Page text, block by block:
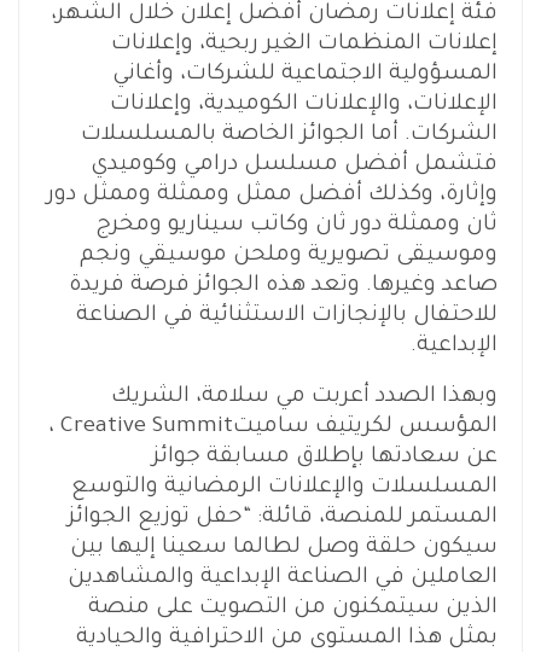
فئة إعلانات رمضان أفضل إعلان خلال الشهر،
إعلانات المنظمات الغير ربحية، وإعلانات
المسؤولية الاجتماعية للشركات، وأغاني
الإعلانات، والإعلانات الكوميدية، وإعلانات
الشركات. أما الجوائز الخاصة بالمسلسلات
فتشمل أفضل مسلسل درامي وكوميدي
وإثارة، وكذلك أفضل ممثل وممثلة وممثل دور
ثان وممثلة دور ثان وكاتب سيناريو ومخرج
وموسيقى تصويرية وملحن موسيقي ونجم
صاعد وغيرها. وتعد هذه الجوائز فرصة فريدة
للاحتفال بالإنجازات الاستثنائية في الصناعة
الإبداعية.
وبهذا الصدد أعربت مي سلامة، الشريك
المؤسس لكريتيف ساميتCreative Summit ،
عن سعادتها بإطلاق مسابقة جوائز
المسلسلات والإعلانات الرمضانية والتوسع
المستمر للمنصة، قائلة: “حفل توزيع الجوائز
سيكون حلقة وصل لطالما سعينا إليها بين
العاملين في الصناعة الإبداعية والمشاهدين
الذين سيتمكنون من التصويت على منصة
بمثل هذا المستوى من الاحترافية والحيادية